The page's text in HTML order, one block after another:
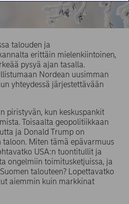
talouden ja
erittäin mielenkiintoinen,
pysyä ajan tasalla.
Nordean uusimman
yhteydessä järjestettävään
piristyvän, kun keskuspankit
Toisaalta geopolitiikkaan
ja Donald Trump on
taloon. Miten tämä epävarmuus
USA:n tuontitullit ja
ongelmiin toimitusketjuissa, ja
talouteen? Lopettavatko
aiemmin kuin markkinat